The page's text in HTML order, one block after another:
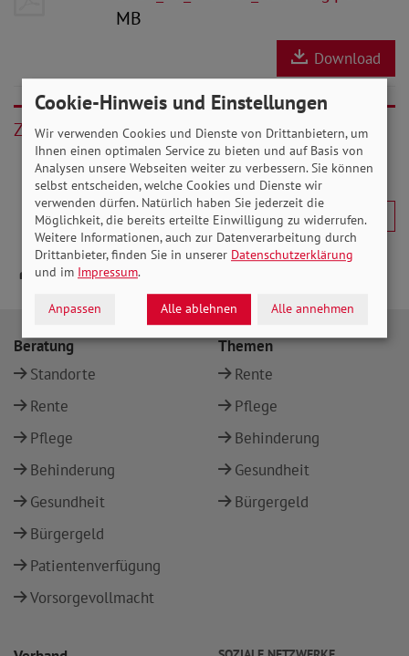
MB
Download
Zurück
Beratung
Standorte
Rente
Pflege
Behinderung
Gesundheit
Bürgergeld
Patientenverfügung
Vorsorgevollmacht
Themen
Rente
Pflege
Behinderung
Gesundheit
Bürgergeld
Cookie-Hinweis und Einstellungen
Wir verwenden Cookies und Dienste von Drittanbietern, um
Ihnen einen optimalen Service zu bieten und auf Basis von
Analysen unsere Webseiten weiter zu verbessern. Sie können
selbst entscheiden, welche Cookies und Dienste wir
verwenden dürfen. Natürlich haben Sie jederzeit die
Möglichkeit, die bereits erteilte Einwilligung zu widerrufen.
Weitere Informationen, auch zur Datenverarbeitung durch
Drittanbieter, finden Sie in unserer Datenschutzerklärung
und im Impressum.
Anpassen Alle ablehnen Alle annehmen